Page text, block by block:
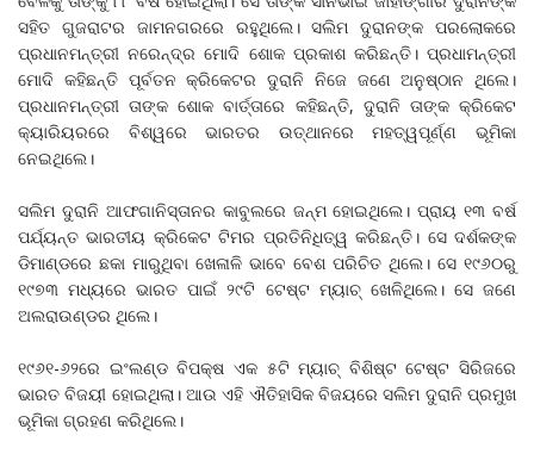
ସହିତ ଗୁଜରାଟର ଜାମନଗରରେ ରହୁଥିଲେ। ସଲିମ ଦୁରାନଙ୍କ ପରଲୋକରେ
ପ୍ରଧାନମନ୍ତ୍ରୀ ନରେନ୍ଦ୍ର ମୋଦି ଶୋକ ପ୍ରକାଶ କରିଛନ୍ତି। ପ୍ରଧାମନ୍ତ୍ରୀ
ମୋଦି କହିଛନ୍ତି ପୂର୍ବତନ କ୍ରିକେଟର ଦୁରାନି ନିଜେ ଜଣେ ଅନୁଷ୍ଠାନ ଥିଲେ।
ପ୍ରଧାନମନ୍ତ୍ରୀ ତାଙ୍କ ଶୋକ ବାର୍ତ୍ତାରେ କହିଛନ୍ତି, ଦୁରାନି ତାଙ୍କ କ୍ରିକେଟ
କ୍ୟାରିୟରରେ ବିଶ୍ୱରେ ଭାରତର ଉତ୍ଥାନରେ ମହତ୍ୱପୂର୍ଣ୍ଣ ଭୂମିକା
ନେଇଥିଲେ।
ସଲିମ ଦୁରାନି ଆଫଗାନିସ୍ତାନର କାବୁଲରେ ଜନ୍ମ ହୋଇଥିଲେ। ପ୍ରାୟ ୧୩ ବର୍ଷ
ପର୍ଯ୍ୟନ୍ତ ଭାରତୀୟ କ୍ରିକେଟ ଟିମର ପ୍ରତିନିଧିତ୍ୱ କରିଛନ୍ତି। ସେ ଦର୍ଶକଙ୍କ
ଡିମାଣ୍ଡରେ ଛକା ମାରୁଥିବା ଖେଳାଳି ଭାବେ ବେଶ ପରିଚିତ ଥିଲେ। ସେ ୧୯୬୦ରୁ
୧୯୭୩ ମଧ୍ୟରେ ଭାରତ ପାଇଁ ୨୯ଟି ଟେଷ୍ଟ ମ୍ୟାଚ୍ ଖେଳିଥିଲେ। ସେ ଜଣେ
ଅଲରାଉଣ୍ଡର ଥିଲେ।
୧୯୬୧-୬୨ରେ ଇଂଲଣ୍ଡ ବିପକ୍ଷ ଏକ ୫ଟି ମ୍ୟାଚ୍ ବିଶିଷ୍ଟ ଟେଷ୍ଟ ସିରିଜରେ
ଭାରତ ବିଜୟୀ ହୋଇଥିଲା। ଆଉ ଏହି ଐତିହାସିକ ବିଜୟରେ ସଲିମ ଦୁରାନି ପ୍ରମୁଖ
ଭୂମିକା ଗ୍ରହଣ କରିଥିଲେ।